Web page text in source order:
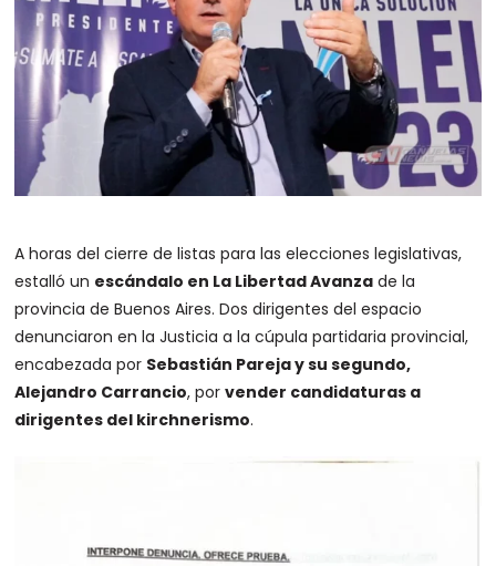
A horas del cierre de listas para las elecciones legislativas,
estalló un escándalo en La Libertad Avanza de la
provincia de Buenos Aires. Dos dirigentes del espacio
denunciaron en la Justicia a la cúpula partidaria provincial,
encabezada por Sebastián Pareja y su segundo,
Alejandro Carrancio, porvender candidaturas a
dirigentes del kirchnerismo.